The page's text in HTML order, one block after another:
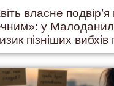
власне
у
пізніших вибхів